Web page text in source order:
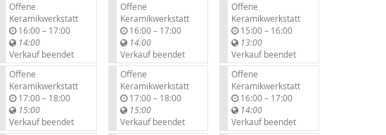
Offene
Keramikwerkstatt
16:00–b
s
17:00
14:00
Verkauf beendet
Offene
Keramikwerkstatt
17:00–b
s
18:00
15:00
Verkauf beendet
Offene
Keramikwerkstatt
16:00–b
s
17:00
14:00
Verkauf beendet
Offene
Keramikwerkstatt
17:00–b
s
18:00
15:00
Verkauf beendet
Offene
Keramikwerkstatt
15:00–b
s
16:00
13:00
Verkauf beendet
Offene
Keramikwerkstatt
16:00–b
s
17:00
14:00
Verkauf beendet